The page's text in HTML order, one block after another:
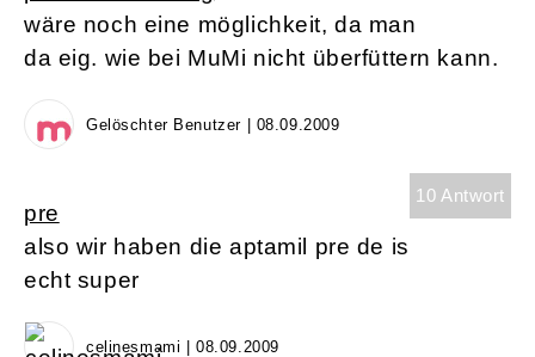
wäre noch eine möglichkeit, da man
da eig. wie bei MuMi nicht überfüttern kann.
Gelöschter Benutzer | 08.09.2009
10 Antwort
pre
also wir haben die aptamil pre de is
echt super
celinesmami | 08.09.2009